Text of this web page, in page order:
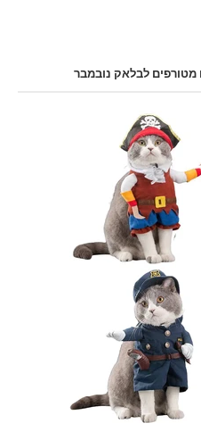
מטורפים לבלאק נובמבר